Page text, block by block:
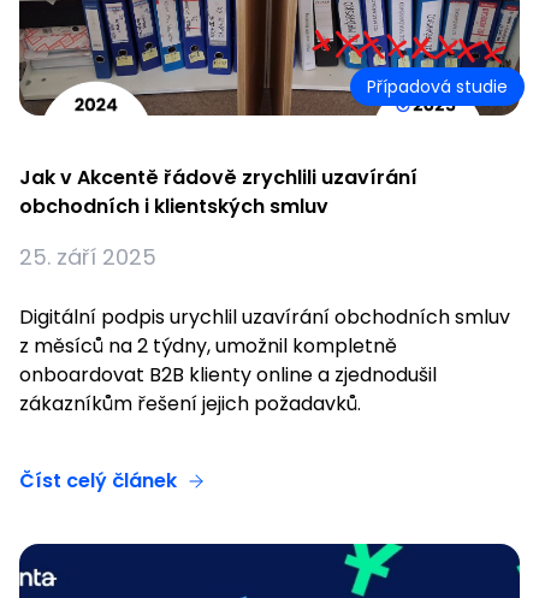
Případová studie
Jak v Akcentě řádově zrychlili uzavírání
obchodních i klientských smluv
25. září 2025
Digitální podpis urychlil uzavírání obchodních smluv
z měsíců na 2 týdny, umožnil kompletně
onboardovat B2B klienty online a zjednodušil
zákazníkům řešení jejich požadavků.
Číst celý článek